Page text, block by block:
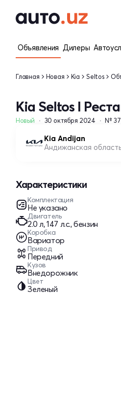
Объявления Дилеры
Главная Новая Kia Seltos
Kia Seltos I
Новый 30 октября 2024 №
Kia Andijan
Андижанская
Характеристики
Комплектация
Не указано
Двигатель
2.0 л, 147 л.с., бензин
Коробка
Вариатор
Привод
Передний
Кузов
Внедорожник
Цвет
Зеленый